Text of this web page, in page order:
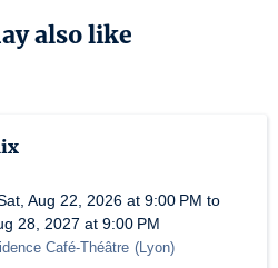
also like
Aug 22, 2026 at 9:00 PM to
28, 2027 at 9:00 PM
Café-Théâtre (Lyon)